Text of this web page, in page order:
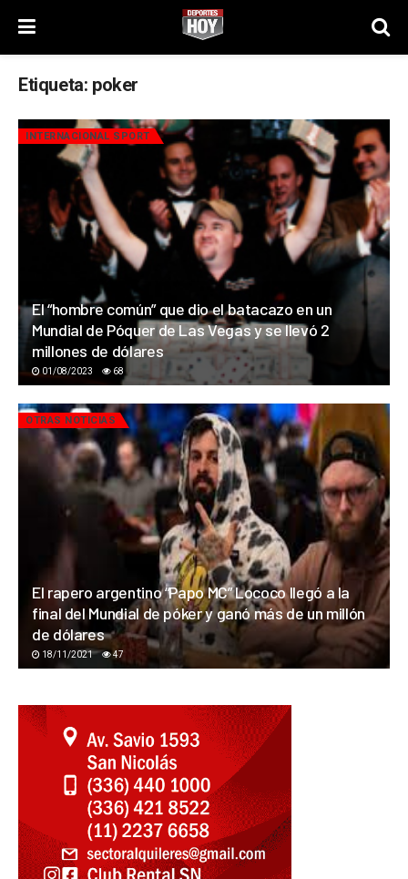
Etiqueta: poker
INTERNACIONAL SPORT
El “hombre común” que dio el batacazo en un
Mundial de Póquer de Las Vegas y se llevó 2
millones de dólares
01/08/2023 68
OTRAS NOTICIAS
El rapero argentino “Papo MC” Lococo llegó a la
final del Mundial de póker y ganó más de un millón
de dólares
18/11/2021 47